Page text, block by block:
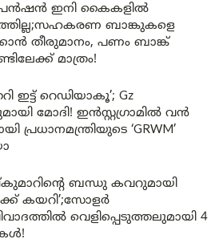
ഇനി കൈകളിൽ
ബാങ്കുകളെ
തീരുമാനം, പണം ബാങ്ക്
മാത്രം!
ഇട്ട് റെഡിയാകൂ’; Gz
മോദി! ഇൻസ്റ്റഗ്രാമിൽ വൻ
പ്രധാനമന്ത്രിയുടെ ‘GRWM’
ബന്ധു കവറുമായി
കയറി’;സോളർ
വെളിപ്പെടുത്തലുമായി 4